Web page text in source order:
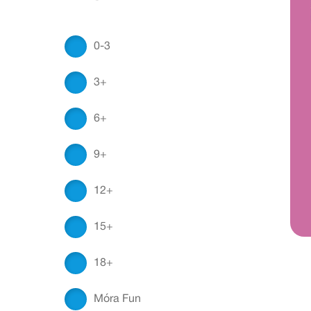
0-3
3+
6+
9+
12+
15+
18+
Móra Fun